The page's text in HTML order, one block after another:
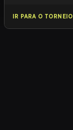
IR PARA O TORNEIO